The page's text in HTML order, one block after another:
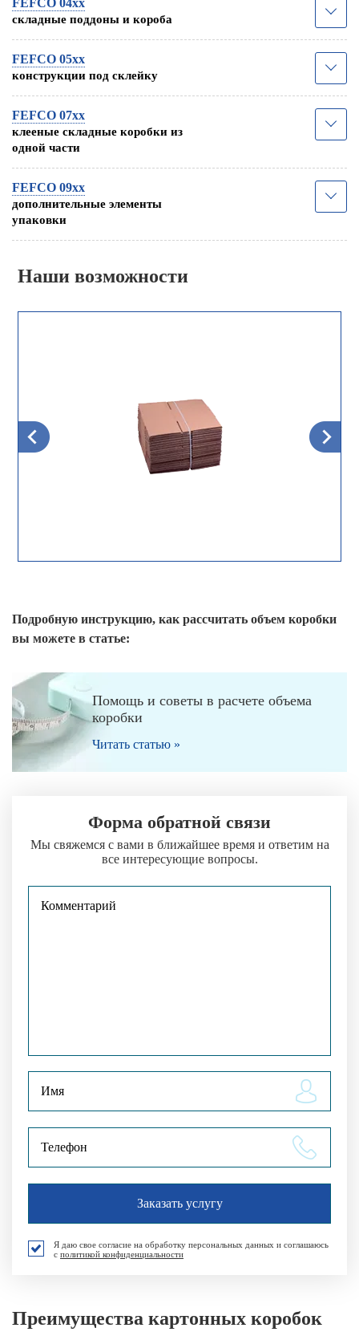
FEFCO 04xx
складные поддоны и короба
FEFCO 05xx
конструкции под склейку
FEFCO 07xx
клееные складные коробки из
одной части
FEFCO 09xx
дополнительные элементы
упаковки
Наши возможности
Подробную инструкцию, как рассчитать объем коробки
вы можете в статье:
Помощь и советы в расчете объема
коробки
Читать статью »
Форма обратной связи
Мы свяжемся с вами в ближайшее время и ответим на
все интересующие вопросы.
Я даю свое согласие на обработку персональных данных и соглашаюсь
с политикой конфиденциальности
Преимущества картонных коробок